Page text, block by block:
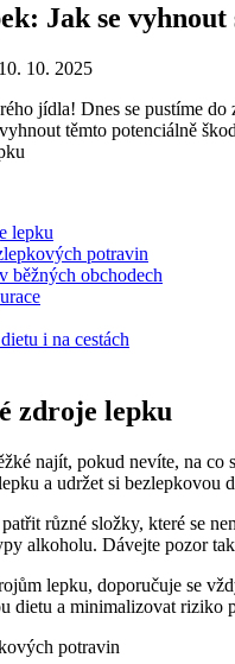
Jak se
10. 10. 2025
jídla! Dnes se pustíme do
těmto potenciálně
lepku
potravin
běžných obchodech
i na cestách
zdroje lepku
najít, pokud nevíte, na
a udržet si bezlepkovou
různé složky, které se
alkoholu. Dávejte pozor
lepku, doporučuje se
dietu a minimalizovat riziko